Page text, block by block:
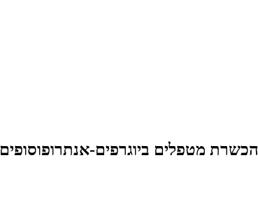
הכשרת מטפלים ביוגרפים-אנתרופוסופים